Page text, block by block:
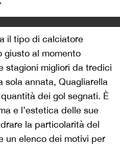
il tipo di calciatore
giusto al momento
stagioni migliori da tredici
sola annata, Quagliarella
dei gol segnati. È
e l’estetica delle sue
la particolarità del
un elenco dei motivi per